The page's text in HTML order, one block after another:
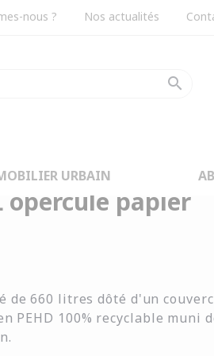
nous ? Nos actualités
search
URBAIN
opercule papier
de 660 litres dôté d'un
PEHD 100% recyclable muni